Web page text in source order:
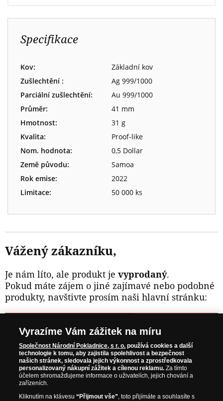
Specifikace
Kov:
Základní kov
Zušlechtění :
Ag 999/1000
Parciální zušlechtění:
Au 999/1000
Průměr:
41 mm
Hmotnost:
31 g
Kvalita:
Proof-like
Nom. hodnota:
0,5 Dollar
Země původu:
Samoa
Rok emise:
2022
Limitace:
50 000 ks
Vážený zákazníku,
Je nám líto, ale produkt je vyprodaný.
Pokud máte zájem o jiné zajímavé nebo podobné
produkty, navštivte prosím naši hlavní stránku:
NAVŠTIVTE ZAJÍMAVÉ PRODUKTY NA
WWW.NARODNIPOKLADNICE.CZ
Prosím informujte mě, jakmile bude produkt opět skladem.
Vyrazíme Vám zážitek na míru
Společnost Národní Pokladnice, s r. o. používá cookies a další
technologie k tomu, aby zajistila spolehlivost a bezpečnost
našich stránek, sledovala jejich výkonnost a zprostředkovala
personalizovaný nákupní zážitek a cílenou reklamu. Za tímto
účelem shromažďujeme informace o uživatelích, jejich chování a
zařízeních.
Kliknutím na klávesu“Přijmout vše”, toto přijímáte a souhlasíte s